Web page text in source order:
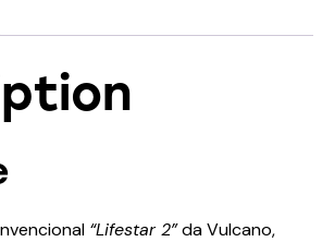
“Lifestar 2”da Vulcano,